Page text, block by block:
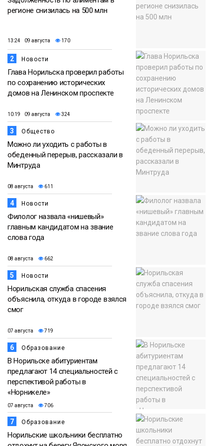
регионе снизилась на 500 млн
13:24 09 августа 170
2 Новости
Глава Норильска проверил работы
по сохранению исторических
домов на Ленинском проспекте
10:19 09 августа 324
3 Общество
Можно ли уходить с работы в
обеденный перерыв, рассказали в
Минтруда
08 августа 611
4 Новости
Филолог назвала «нишевый»
главным кандидатом на звание
слова года
08 августа 662
5 Новости
Норильская служба спасения
объяснила, откуда в городе взялся
смог
07 августа 719
6 Образование
В Норильске абитуриентам
предлагают 14 специальностей с
перспективой работы в
«Норникеле»
07 августа 706
7 Образование
Норильские школьники бесплатно